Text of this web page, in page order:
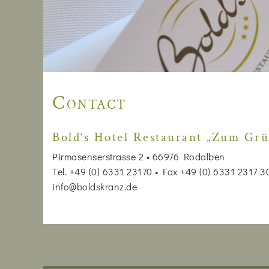
Contact
Bold‘s Hotel Restaurant „Zum
Pirmasenserstrasse 2 • 66976 Rodalben
Tel. +49 (0) 6331 23170 • Fax +49 (0) 6331 2317
info@boldskranz.de